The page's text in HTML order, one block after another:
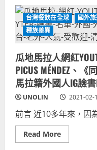
湯
+辣
椒、
港
爸
闖
灣、
粉
粉
的
移
城
YTER
名
單
持
續
文
森
&
格
瑞
丁
人
網
紅
在
台
灣：
貝
妮
加
勒
台灣餐飲在全球 國外
種族差異
瓜地馬拉人網紅
PICUS MÉNDEZ、
馬拉籍外國人IG臉
UNOLIN 2021-02-
前言 近10多年來，因
Read MoreRead
more